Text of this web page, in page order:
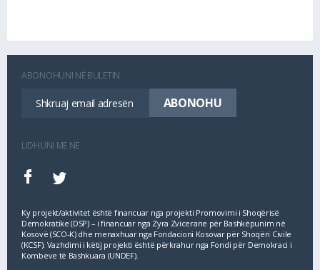
ABONOHUNI NË BULETIN
LIDHUNI ME NE
Ky projekt/aktivitet është financuar nga projekti Promovimi i Shoqërisë
Demokratike (DSP) – i financuar nga Zyra Zvicerane për Bashkëpunim në
Kosovë (SCO‐K) dhe menaxhuar nga Fondacioni Kosovar për Shoqëri Civile
(KCSF). Vazhdimi i këtij projekti është përkrahur nga Fondi për Demokraci i
Kombeve të Bashkuara (UNDEF).